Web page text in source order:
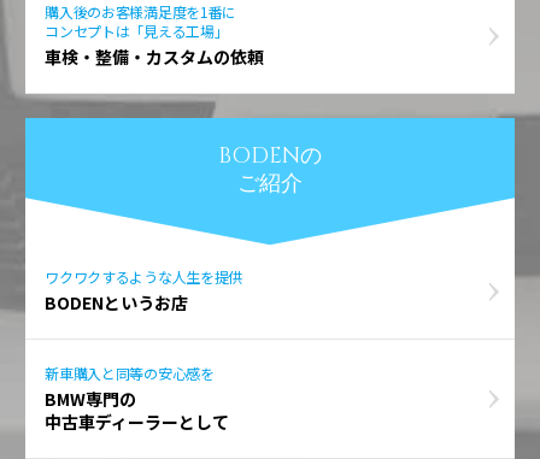
購入後のお客様満足度を1番に
コンセプトは「見える工場」
車検・整備・カスタムの依頼
BODENの
ご紹介
ワクワクするような人生を提供
BODENというお店
新車購入と同等の安心感を
BMW専門の
中古車ディーラーとして